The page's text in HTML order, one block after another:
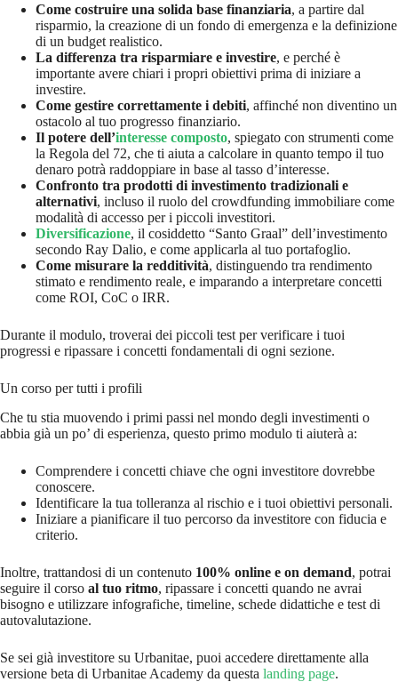
Come costruire una solida base finanziaria, a partire dal
risparmio, la creazione di un fondo di emergenza e la definizione
di un budget realistico.
La differenza tra risparmiare e investire, e perché è
importante avere chiari i propri obiettivi prima di iniziare a
investire.
Come gestire correttamente i debiti, affinché non diventino un
ostacolo al tuo progresso finanziario.
Il potere dell’interesse composto, spiegato con strumenti come
la Regola del 72, che ti aiuta a calcolare in quanto tempo il tuo
denaro potrà raddoppiare in base al tasso d’interesse.
Confronto tra prodotti di investimento tradizionali e
alternativi, incluso il ruolo del crowdfunding immobiliare come
modalità di accesso per i piccoli investitori.
Diversificazione, il cosiddetto “Santo Graal” dell’investimento
secondo Ray Dalio, e come applicarla al tuo portafoglio.
Come misurare la redditività, distinguendo tra rendimento
stimato e rendimento reale, e imparando a interpretare concetti
come ROI, CoC o IRR.
Durante il modulo, troverai dei piccoli test per verificare i tuoi
progressi e ripassare i concetti fondamentali di ogni sezione.
Un corso per tutti i profili
Che tu stia muovendo i primi passi nel mondo degli investimenti o
abbia già un po’ di esperienza, questo primo modulo ti aiuterà a:
Comprendere i concetti chiave che ogni investitore dovrebbe
conoscere.
Identificare la tua tolleranza al rischio e i tuoi obiettivi personali.
Iniziare a pianificare il tuo percorso da investitore con fiducia e
criterio.
Inoltre, trattandosi di un contenuto 100% online e on demand, potrai
seguire il corso al tuo ritmo, ripassare i concetti quando ne avrai
bisogno e utilizzare infografiche, timeline, schede didattiche e test di
autovalutazione.
Se sei già investitore su Urbanitae, puoi accedere direttamente alla
versione beta di Urbanitae Academy da questa landing page.